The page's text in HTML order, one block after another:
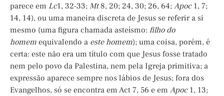
parece em Lc1, 32-33; Mt8, 20; 24, 30; 26, 64; Apoc1, 7;
14, 14), ou uma maneira discreta de Jesus se referir a si
mesmo (uma figura chamada asteísmo: filho do
homem equivalendo a este homem); uma coisa, porém, é
certa: este não era um título com que Jesus fosse tratado
nem pelo povo da Palestina, nem pela Igreja primitiva; a
expressão aparece sempre nos lábios de Jesus; fora dos
Evangelhos, só se encontra em Act 7, 56 e em Apoc1, 13;